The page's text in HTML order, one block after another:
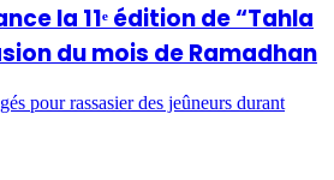
la 11ᵉ édition de “Tahla
du mois de Ramadhan
pour rassasier des jeûneurs durant